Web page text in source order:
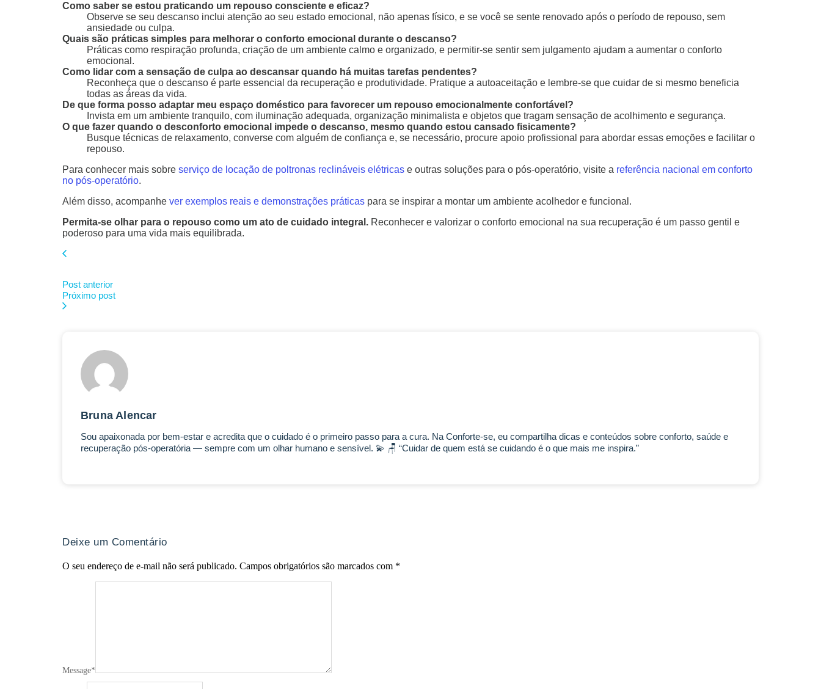
Como saber se estou praticando um repouso consciente e eficaz?
Observe se seu descanso inclui atenção ao seu estado emocional, não apenas físico, e se você se sente renovado após o período de repouso, sem
ansiedade ou culpa.
Quais são práticas simples para melhorar o conforto emocional durante o descanso?
Práticas como respiração profunda, criação de um ambiente calmo e organizado, e permitir-se sentir sem julgamento ajudam a aumentar o conforto
emocional.
Como lidar com a sensação de culpa ao descansar quando há muitas tarefas pendentes?
Reconheça que o descanso é parte essencial da recuperação e produtividade. Pratique a autoaceitação e lembre-se que cuidar de si mesmo beneficia
todas as áreas da vida.
De que forma posso adaptar meu espaço doméstico para favorecer um repouso emocionalmente confortável?
Invista em um ambiente tranquilo, com iluminação adequada, organização minimalista e objetos que tragam sensação de acolhimento e segurança.
O que fazer quando o desconforto emocional impede o descanso, mesmo quando estou cansado fisicamente?
Busque técnicas de relaxamento, converse com alguém de confiança e, se necessário, procure apoio profissional para abordar essas emoções e facilitar o
repouso.
Para conhecer mais sobre serviço de locação de poltronas reclináveis elétricas e outras soluções para o pós-operatório, visite a referência nacional em conforto
no pós-operatório.
Além disso, acompanhe ver exemplos reais e demonstrações práticas para se inspirar a montar um ambiente acolhedor e funcional.
Permita-se olhar para o repouso como um ato de cuidado integral. Reconhecer e valorizar o conforto emocional na sua recuperação é um passo gentil e
poderoso para uma vida mais equilibrada.
Post anterior
Próximo post
Bruna Alencar
Sou apaixonada por bem-estar e acredita que o cuidado é o primeiro passo para a cura. Na Conforte-se, eu compartilha dicas e conteúdos sobre conforto, saúde e
recuperação pós-operatória — sempre com um olhar humano e sensível. 💫 🪑 “Cuidar de quem está se cuidando é o que mais me inspira.”
Deixe um Comentário
O seu endereço de e-mail não será publicado. Campos obrigatórios são marcados com *
Message*